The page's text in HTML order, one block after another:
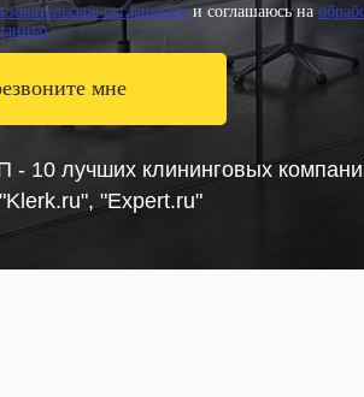
соглашение и соглашаюсь на
мне
- 10 лучших клининговых
"Expert.ru"